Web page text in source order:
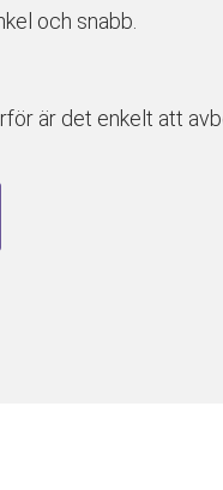
och snabb.
är det enkelt att